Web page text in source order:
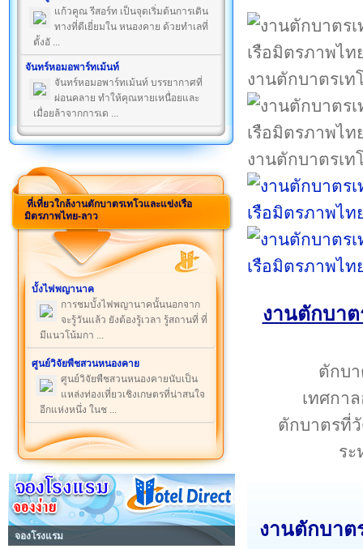
แก้วคูณ รีสอร์ท เป็นจุดเริ่มต้นการเดิน
ทางที่ดีเยี่ยมใน หนองคาย ด้วยทำเลที่
ตั้งอั ...
จันทร์หอมอพาร์ทเม้นท์
จันทร์หอมอพาร์ทเม้นท์ บรรยากาศที่
ผ่อนคลาย ทำให้คุณหายเหนื่อยและ
เมื่อยล้าจากการเด ...
ที่เที่ยวใกล้งานตักบาตรเทโวและแข่งเรือ
มิตรภาพไทย-ลาว
บั้งไฟพญานาค
การชมบั้งไฟพญานาคนั้นนอกจาก
จะรู้วันแล้ว ยังต้องรู้เวลา รู้สถานที่ ที่
มีแนวโน้มกา ...
ศูนย์วิจัยพืชสวนหนองคาย
ศูนย์วิจัยพืชสวนหนองคายนับเป็น
แหล่งท่องเที่ยวเชิงเกษตรที่น่าสนใจ
อีกแห่งหนึ่ง ในช ...
จองโรงแรม
งานตักบาตรเท
งานตักบาตรเท
งานตักบาต
ตักบา
เทศกา
ตักบาตรที่
ระ
งานตักบาต